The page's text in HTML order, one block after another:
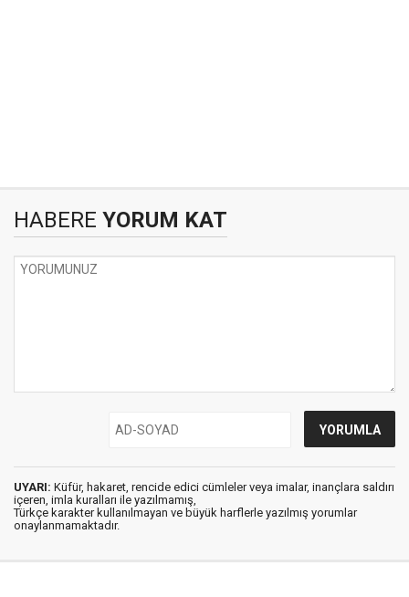
HABERE YORUM KAT
UYARI: Küfür, hakaret, rencide edici cümleler veya imalar, inançlara saldırı
içeren, imla kuralları ile yazılmamış,
Türkçe karakter kullanılmayan ve büyük harflerle yazılmış yorumlar
onaylanmamaktadır.